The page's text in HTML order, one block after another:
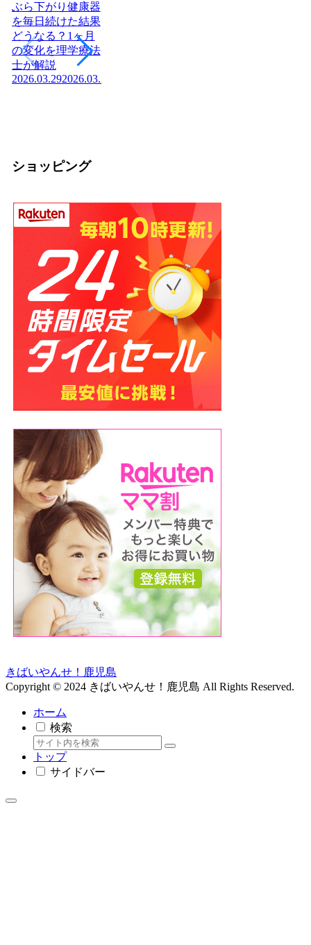
ぶら下がり健康器
を毎日続けた結果
どうなる？1ヶ月
の変化を理学療法
士が解説
2026.03.292026.03.29
ショッピング
きばいやんせ！鹿児島
Copyright © 2024 きばいやんせ！鹿児島 All Rights Reserved.
ホーム
検索
トップ
サイドバー